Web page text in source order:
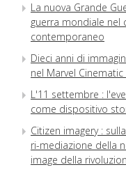
La nuova Grande
guerra mondiale nel
contemporaneo
Dieci anni di
nel Marvel Cinematic
L'11 settembre :
come dispositivo
Citizen imagery :
ri-mediazione della
image della